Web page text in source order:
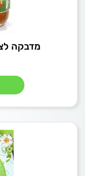
מדבקה